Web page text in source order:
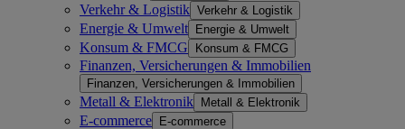
Verkehr & Logistik Verkehr & Logistik
Energie & Umwelt Energie & Umwelt
Konsum & FMCG Konsum & FMCG
Finanzen, Versicherungen & Immobilien
Finanzen, Versicherungen & Immobilien
Metall & Elektronik Metall & Elektronik
E-commerce E-commerce